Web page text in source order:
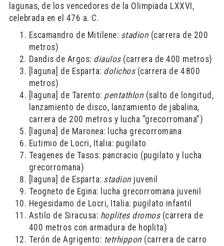
lagunas, de los vencedores de la Olimpiada LXXVI,
celebrada en el 476 a. C.
Escamandro de Mitilene: stadion (carrera de 200
metros)
Dandis de Argos: diaulos(carrera de 400 metros)
[laguna] de Esparta: dolichos(carrera de 4 800
metros)
[laguna] de Tarento: pentathlon (salto de longitud,
lanzamiento de disco, lanzamiento de jabalina,
carrera de 200 metros y lucha “grecorromana”)
[laguna] de Maronea: lucha grecorromana
Eutimio de Locri, Italia: pugilato
Teagenes de Tasos: pancracio (pugilato y lucha
grecorromana)
[laguna] de Esparta: stadion juvenil
Teogneto de Egina: lucha grecorromana juvenil
Hegesidamo de Locri, Italia: pugilato infantil
Astilo de Siracusa: hoplites dromos(carrera de
400 metros con armadura de hoplita)
Terón de Agrigento: tetrhippon (carrera de carro